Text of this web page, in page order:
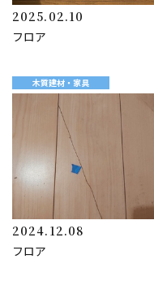
2025.02.10
フロア
木質建材・家具
2024.12.08
フロア